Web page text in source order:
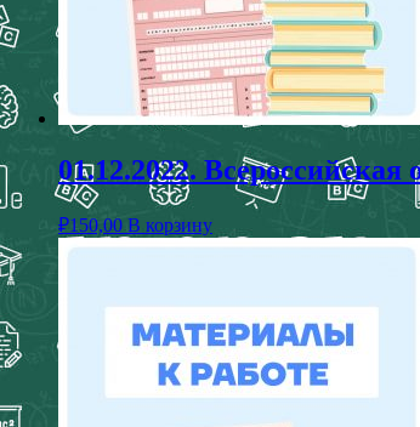
01.12.2022.
₽150,00 В корзину